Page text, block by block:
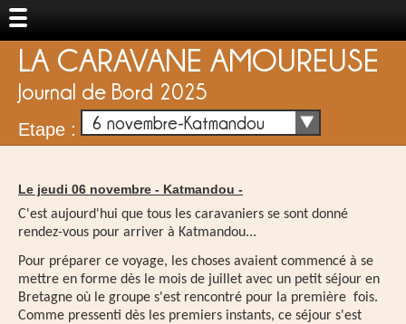
LA CARAVANE AMOUREUSE
Journal de Bord 2025
Etape : 6 novembre-Katmandou
Le jeudi 06 novembre - Katmandou -
C'est aujourd'hui que tous les caravaniers se sont donné
rendez-vous pour arriver à Katmandou...
Pour préparer ce voyage, les choses avaient commencé à se
mettre en forme dès le mois de juillet avec un petit séjour en
Bretagne où le groupe s'est rencontré pour la première fois.
Comme pressenti dès les premiers instants, ce séjour s'est